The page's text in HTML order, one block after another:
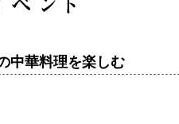
中華料理を楽しむ